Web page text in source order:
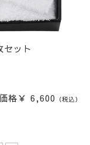
ット
格￥ 6,600
（税込）